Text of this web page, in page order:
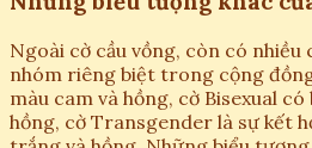
Ngoài cờ cầu vồng, còn có nhiều
nhóm riêng biệt trong cộng
màu cam và hồng, cờ Bisexual
hồng, cờ Transgender là sự kết